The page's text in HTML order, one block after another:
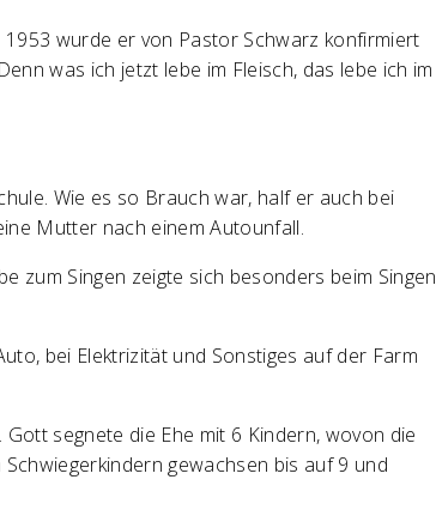
wurde er von Pastor Schwarz konfirmiert
was ich jetzt lebe im Fleisch, das lebe ich im
Wie es so Brauch war, half er auch bei
Mutter nach einem Autounfall.
zum Singen zeigte sich besonders beim Singen
bei Elektrizität und Sonstiges auf der Farm
segnete die Ehe mit 6 Kindern, wovon die
gewachsen bis auf 9 und